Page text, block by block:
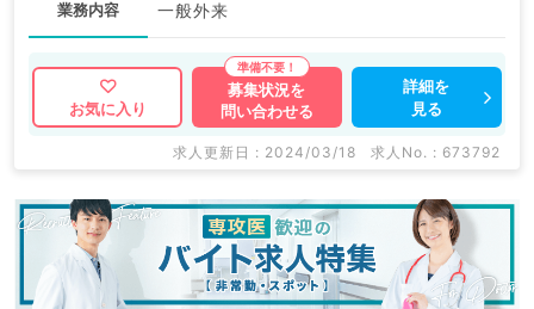
業務内容 一般外来
お気に入り
募集状況を
問い合わせる
詳細を
見る
求人更新日 : 2024/03/18 求人No. : 673792